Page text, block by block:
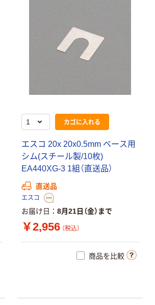
カゴに入れる
エスコ 20x 20x0.5mm ベース用
シム(スチール製/10枚)
EA440XG-3 1組（直送品）
直送品
エスコ
お届け日 8月21日（金）まで
￥2,956 （税込）
商品を比較